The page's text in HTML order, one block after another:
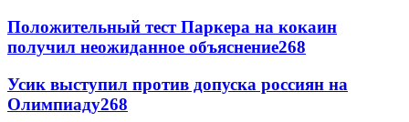
Положительный тест Паркера на кокаин
получил неожиданное объяснение268
Усик выступил против допуска россиян на
Олимпиаду268